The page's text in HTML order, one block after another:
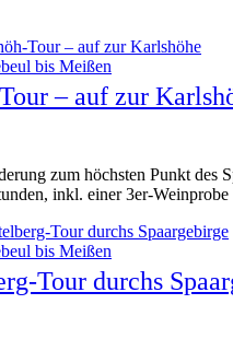
bis Meißen
– auf zur
zum höchsten Punkt des
inkl. einer 3er-Weinprobe
bis Meißen
Tour durchs